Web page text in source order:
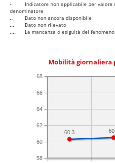
-
Indicatore non applicabile per valore
denominatore
..
Dato non ancora disponibile
...
Dato non rilevato
....
La mancanza o esiguità del
Mobilità giornaliera
58
60
62
64
66
68
60.3